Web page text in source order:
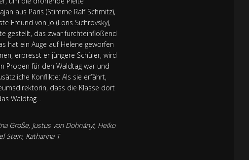
aus Paris (Stimme Ralf Schmitz),
Freund von Jo (Loris Sichrovsky),
gestellt, das zwar furchteinflößend
hat ein Auge auf Helene geworfen
erpresst er jüngere Schüler, wird
Proben für den Waldtag war und
Konflikte: Als sie erfährt,
dass die Klasse dort
Waldtag…
Große, Justus von Dohnányi, Heiko
Stein, Katharina T